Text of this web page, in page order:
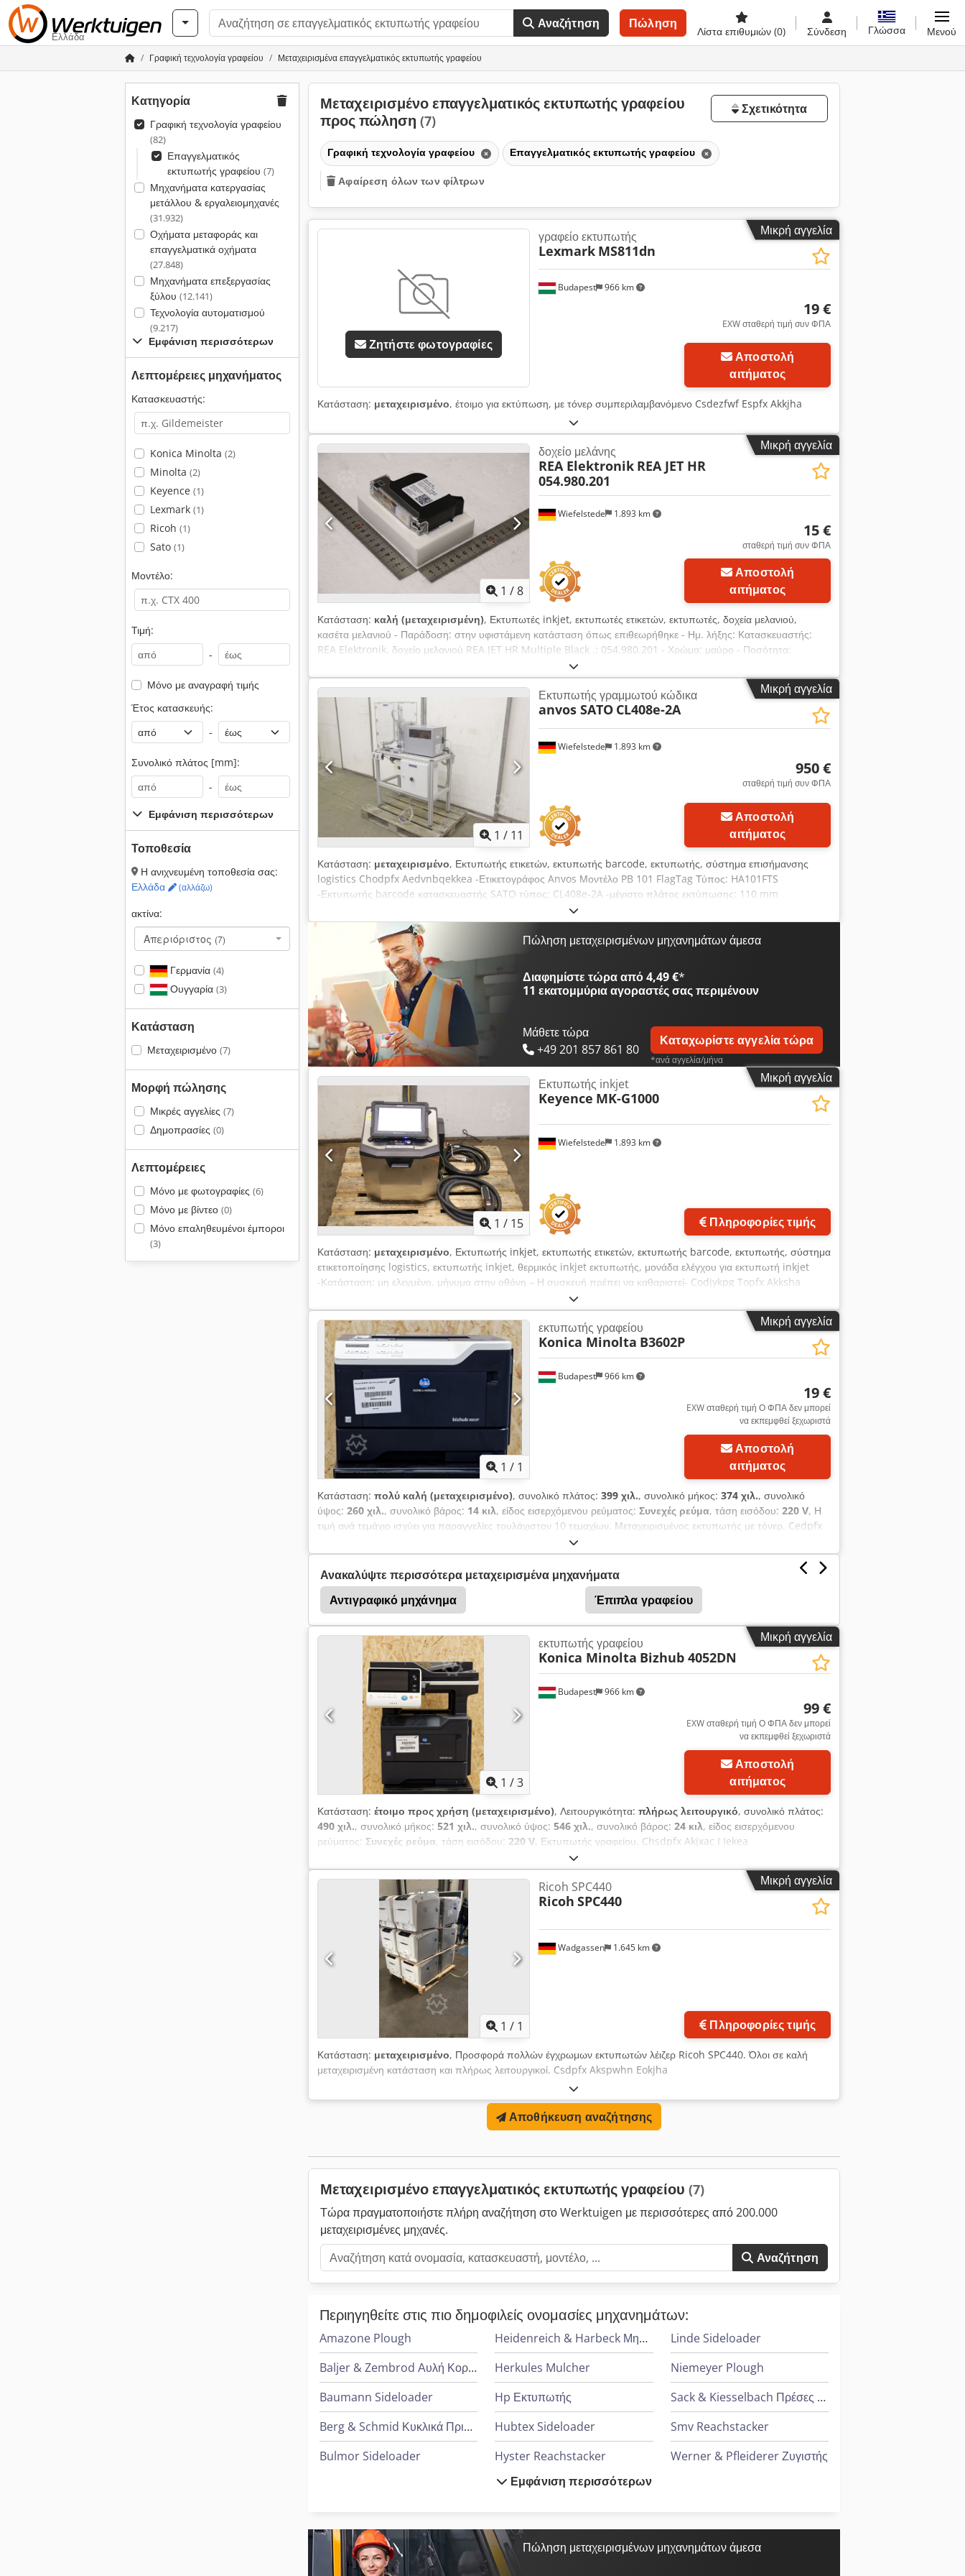
Ελλάδα
Αναζήτηση Πώληση
Λίστα επιθυμιών (0) Σύνδεση Γλώσσα Μενού
Γραφική τεχνολογία γραφείου Μεταχειρισμένα επαγγελματικός εκτυπωτής γραφείου
Κατηγορία
Γραφική τεχνολογία γραφείου
(82)
Επαγγελματικός
εκτυπωτής γραφείου (7)
Μηχανήματα κατεργασίας
μετάλλου & εργαλειομηχανές
(31.932)
Οχήματα μεταφοράς και
επαγγελματικά οχήματα
(27.848)
Μηχανήματα επεξεργασίας
ξύλου (12.141)
Τεχνολογία αυτοματισμού
(9.217)
Εμφάνιση περισσότερων
Λεπτομέρειες μηχανήματος
Κατασκευαστής:
Konica Minolta (2)
Minolta (2)
Keyence (1)
Lexmark (1)
Ricoh (1)
Sato (1)
Μοντέλο:
Τιμή:
-
Μόνο με αναγραφή τιμής
Έτος κατασκευής:
-
Συνολικό πλάτος [mm]:
-
Εμφάνιση περισσότερων
Τοποθεσία
Η ανιχνευμένη τοποθεσία σας:
Ελλάδα
(αλλάζω)
ακτίνα:
Απεριόριστος (7)
Γερμανία (4)
Ουγγαρία (3)
Κατάσταση
Μεταχειρισμένο (7)
Μορφή πώλησης
Μικρές αγγελίες (7)
Δημοπρασίες (0)
Λεπτομέρειες
Μόνο με φωτογραφίες (6)
Μόνο με βίντεο (0)
Μόνο επαληθευμένοι έμποροι
(3)
Μεταχειρισμένο επαγγελματικός εκτυπωτής γραφείου
προς πώληση (7)
Σχετικότητα
Γραφική τεχνολογία γραφείου Επαγγελματικός εκτυπωτής γραφείου
Αφαίρεση όλων των φίλτρων
Μικρή αγγελία
Ζητήστε φωτογραφίες
Budapest 966 km
γραφείο εκτυπωτής
Lexmark MS811dn
19 €
EXW σταθερή τιμή συν ΦΠΑ
Αποστολή
αιτήματος
Κατάσταση: μεταχειρισμένο, έτοιμο για εκτύπωση, με τόνερ συμπεριλαμβανόμενο Csdezfwf Espfx Akkjha
Μικρή αγγελία
1 /8
Wiefelstede 1.893 km
δοχείο μελάνης
REA Elektronik REA JET HR
054.980.201
15 €
σταθερή τιμή συν ΦΠΑ
Αποστολή
αιτήματος
Κατάσταση: καλή (μεταχειρισμένη), Εκτυπωτές inkjet, εκτυπωτές ετικετών, εκτυπωτές, δοχεία μελανιού,
κασέτα μελανιού - Παράδοση: στην υφιστάμενη κατάσταση όπως επιθεωρήθηκε - Ημ. λήξης: Κατασκευαστής:
REA Elektronik, δοχείο μελανιού REA JET HR Multiple Black .: 054.980.201 - Χρώμα: μαύρο - Ποσότητα:
διαθέσιμα 39 τεμάχια - Τιμή: ανά τεμάχιο Cedpfx Aoywr Unokksha - Διαστάσεις κιβωτίου: 120/60/Υ25 mm -
Βάρος: 0,1 kg
Μικρή αγγελία
1 / 11
Wiefelstede 1.893 km
Εκτυπωτής γραμμωτού κώδικα
anvos SATO CL408e-2A
950 €
σταθερή τιμή συν ΦΠΑ
Αποστολή
αιτήματος
Κατάσταση: μεταχειρισμένο, Εκτυπωτής ετικετών, εκτυπωτής barcode, εκτυπωτής, σύστημα επισήμανσης
logistics Chodpfx Aedvnbqekkea -Ετικετογράφος Anvos Μοντέλο PB 101 FlagTag Τύπος: HA101FTS
-Εκτυπωτής barcode κατασκευαστής SATO τύπος: CL408e-2A -μέγιστο πλάτος εκτύπωσης: 110 mm
Πώληση μεταχειρισμένων μηχανημάτων άμεσα
Διαφημίστε τώρα από 4,49 €*
11 εκατομμύρια αγοραστέςσας περιμένουν
Μάθετε τώρα
+49 201 857 861 80
Καταχωρίστε αγγελία τώρα
*ανά αγγελία/μήνα
Μικρή αγγελία
1 / 15
Wiefelstede 1.893 km
Εκτυπωτής inkjet
Keyence MK-G1000
Πληροφορίες τιμής
Κατάσταση: μεταχειρισμένο, Εκτυπωτής inkjet, εκτυπωτής ετικετών, εκτυπωτής barcode, εκτυπωτής, σύστημα
ετικετοποίησης logistics, εκτυπωτής inkjet, θερμικός inkjet εκτυπωτής, μονάδα ελέγχου για εκτυπωτή inkjet
-Κατάσταση: μη ελεγμένο, μήνυμα στην οθόνη – Η συσκευή πρέπει να καθαριστεί- Codjykpg Topfx Akksha
-Παράδοση: στην υπάρχουσα κατάσταση όπως επιθεωρήθηκε -Κατασκευαστής: Keyence, inkjet εκτυπωτής με
παρελκόμενα -Τύπος: MK-G1000 -Touch panel: MK-P5 -Μεμονωμένα εξαρτήματα/αξεσουάρ: δείτε τις
φωτογραφίες -Παράδοση/τιμή: πλήρες σετ -Διαστάσεις μεταφοράς: 465/380/Υ630 mm -Βάρος: 58 kgΜικρή αγγελία
1 / 1
Budapest 966 km
εκτυπωτής γραφείου
Konica Minolta B3602P
19 €
EXW σταθερή τιμή Ο ΦΠΑ δεν μπορεί
να εκπεμφθεί ξεχωριστά
Αποστολή
αιτήματος
Κατάσταση: πολύ καλή (μεταχειρισμένο), συνολικό πλάτος: 399 χιλ., συνολικό μήκος: 374 χιλ., συνολικό
ύψος: 260 χιλ., συνολικό βάρος: 14 κιλ, είδος εισερχόμενου ρεύματος: Συνεχές ρεύμα, τάση εισόδου: 220 V, Η
τιμή ανά τεμάχιο ισχύει για παραγγελίες τουλάχιστον 10 τεμαχίων. Μεταχειρισμένος εκτυπωτής με τόνερ. Cedpfx
Ανακαλύψτε περισσότερα μεταχειρισμένα μηχανήματα
Αντιγραφικό μηχάνημα
Έπιπλα γραφείου
Μικρή αγγελία
1 /3
Budapest 966 km
εκτυπωτής γραφείου
Konica Minolta Bizhub 4052DN
99 €
EXW σταθερή τιμή Ο ΦΠΑ δεν μπορεί
να εκπεμφθεί ξεχωριστά
Αποστολή
αιτήματος
Κατάσταση: έτοιμο προς χρήση (μεταχειρισμένο), Λειτουργικότητα: πλήρως λειτουργικό, συνολικό πλάτος:
490 χιλ., συνολικό μήκος: 521 χιλ., συνολικό ύψος: 546 χιλ., συνολικό βάρος: 24 κιλ, είδος εισερχόμενου
ρεύματος: Συνεχές ρεύμα, τάση εισόδου: 220 V, Εκτυπωτής γραφείου. Chsdpfx Akjxac I Iekea
Μικρή αγγελία
1 / 1
Wadgassen 1.645 km
Ricoh SPC440
Ricoh SPC440
Πληροφορίες τιμής
Κατάσταση: μεταχειρισμένο, Προσφορά πολλών έγχρωμων εκτυπωτών λέιζερ Ricoh SPC440. Όλοι σε καλή
μεταχειρισμένη κατάσταση και πλήρως λειτουργικοί. Csdpfx Akspwhn Eokjha
Αποθήκευση αναζήτησης
Μεταχειρισμένο επαγγελματικός εκτυπωτής γραφείου (7)
Τώρα πραγματοποιήστε πλήρη αναζήτηση στο Werktuigen με περισσότερες από 200.000
μεταχειρισμένες μηχανές.
Αναζήτηση
Περιηγηθείτε στις πιο δημοφιλείς ονομασίες μηχανημάτων:
Amazone Plough
Baljer & Zembrod Αυλή Κορμοτεμαχίων
Baumann Sideloader
Berg & Schmid Κυκλικά Πριόνια
Bulmor Sideloader
Dücker Mulcher
Heidenreich & Harbeck Μηχανήματα Διάτρησης Βαθιάς Οπής
Herkules Mulcher
Hp Εκτυπωτής
Hubtex Sideloader
Hyster Reachstacker
Jungheinrich Picker
Linde Reachstacker
Linde Sideloader
Niemeyer Plough
Sack & Kiesselbach Πρέσες Μεταφοράς
Smv Reachstacker
Werner & Pfleiderer Ζυγιστής
Yale Picker
Εμφάνιση περισσότερων
Πώληση μεταχειρισμένων μηχανημάτων άμεσα